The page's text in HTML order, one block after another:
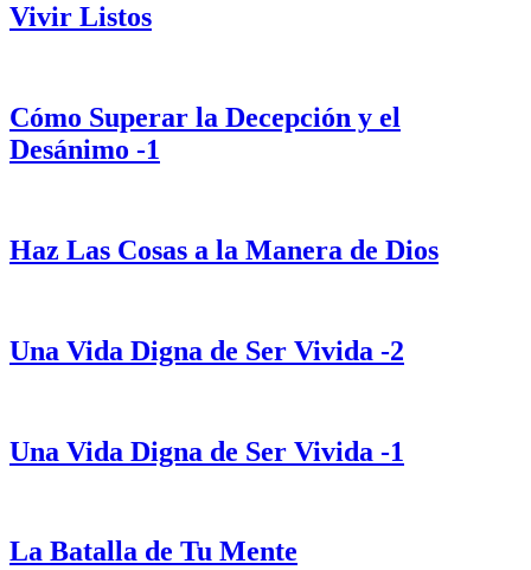
Vivir Listos
Cómo Superar la Decepción y el
Desánimo -1
Haz Las Cosas a la Manera de Dios
Una Vida Digna de Ser Vivida -2
Una Vida Digna de Ser Vivida -1
La Batalla de Tu Mente